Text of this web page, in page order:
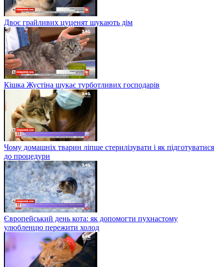
Двоє грайливих цуценят шукають дім
Кішка Жустіна шукає турботливих господарів
Чому домашніх тварин ліпше стерилізувати і як підготуватися
до процедури
Європейський день кота: як допомогти пухнастому
улюбленцю пережити холод